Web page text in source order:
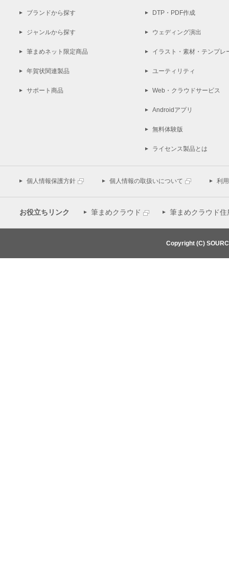
ブランドから探す
ジャンルから探す
筆まめネット限定商品
年賀状関連製品
サポート商品
DTP・PDF作成
ウェディング演出
イラスト・素材・テンプレ
ユーティリティ
Web・クラウドサービス
Androidアプリ
無料体験版
ライセンス製品とは
個人情報保護方針 個人情報の取扱いについて 利
お役立ちリンク 筆まめクラウド 筆まめクラウド住
Copyright (C)